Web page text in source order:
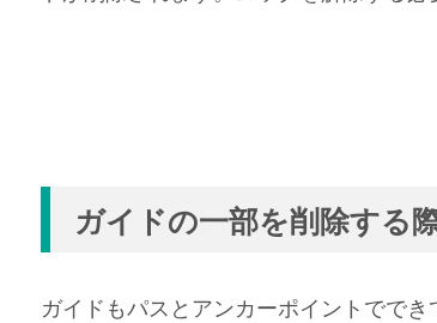
ガイドの一部を削除する
ガイドもパスとアンカーポイントでで